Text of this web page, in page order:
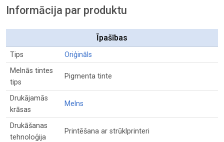
Informācija par produktu
Īpašības
Tips
Oriģināls
Melnās tintes
tips
Pigmenta tinte
Drukājamās
krāsas
Melns
Drukāšanas
tehnoloģija
Printēšana ar strūklprinteri